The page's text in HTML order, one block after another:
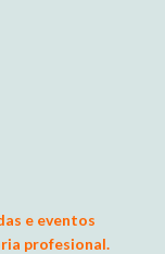
e eventos
profesional.